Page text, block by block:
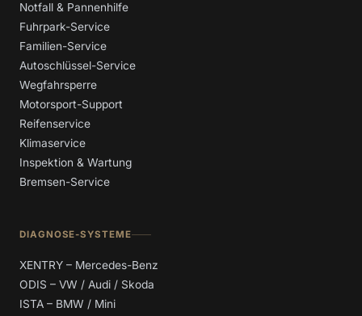
Notfall & Pannenhilfe
Fuhrpark-Service
Familien-Service
Autoschlüssel-Service
Wegfahrsperre
Motorsport-Support
Reifenservice
Klimaservice
Inspektion & Wartung
Bremsen-Service
DIAGNOSE-SYSTEME
XENTRY – Mercedes-Benz
ODIS – VW / Audi / Skoda
ISTA – BMW / Mini